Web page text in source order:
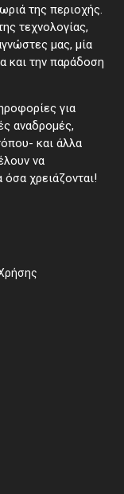
της περιοχής.
τεχνολογίας,
μας, μία
και την παράδοση
για
αναδρομές,
και άλλα
να
χρειάζονται!